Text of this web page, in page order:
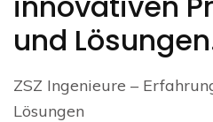
und
ZSZ Ingenieure –
Lösungen